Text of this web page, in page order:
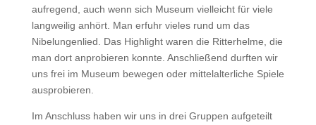
aufregend, auch wenn sich Museum vielleicht für viele
langweilig anhört. Man erfuhr vieles rund um das
Nibelungenlied. Das Highlight waren die Ritterhelme, die
man dort anprobieren konnte. Anschließend durften wir
uns frei im Museum bewegen oder mittelalterliche Spiele
ausprobieren.
Im Anschluss haben wir uns in drei Gruppen aufgeteilt